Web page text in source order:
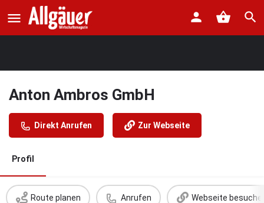
Anton Ambros GmbH
Direkt Anrufen Zur Webseite
Profil
Route planen Anrufen Webseite